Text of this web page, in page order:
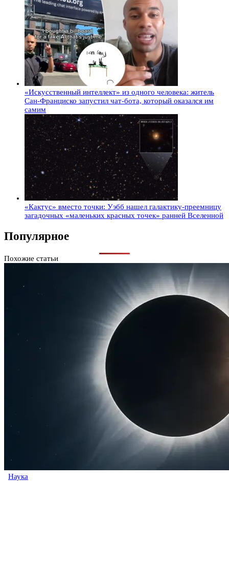
«Искусственный интеллект» из одного человека: житель
Сан-Франциско запустил чат-бота, который оказался им
самим
«Кактус» вместо точки: Уэбб нашел галактику-преемницу
загадочных «маленьких красных точек» ранней Вселенной
Популярное
Похожие статьи
Наука